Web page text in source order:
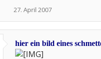
27. April 2007
hier ein bild eines